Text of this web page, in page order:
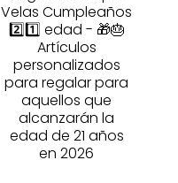
Velas Cumpleaños
2️⃣1️⃣ edad - 🎁🎂
Artículos
personalizados
para regalar para
aquellos que
alcanzarán la
edad de 21 años
en 2026